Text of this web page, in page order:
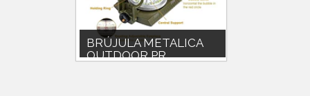
BRÚJULA METALICA
OUTDOOR PR...